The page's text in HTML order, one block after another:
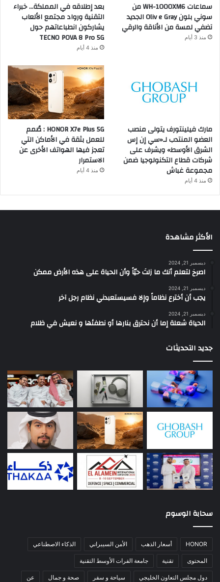
سماعات WH-1000XM6 من
سوني بلون Oliv e Gray الجديد
تضفي لمسة من الأناقة والرقي
منذ 3 أيام
بعد إطلاقه في المملكة… خبراء
التقنية ورواد مجتمع الألعاب
يشاركون انطباعاتهم حول
TECNO POVA 8 Pro 5G
منذ 4 أيام
مارك فيلينتورف يتولى منصب
العضو المنتدب لـ«سي إن إس
الشرق الأوسط» ويشرف على
شركات قطاع التكنولوجيا ضمن
مجموعة غباش
منذ 4 أيام
HONOR X7e Plus 5G : صُمم
للعمل بثقة في الأماكن التي
تعجز فيها الهواتف الأخرى عن
الاستمرار
منذ 4 أيام
الأكثر مشاهدة
ديسمبر 21, 2024
‫اصرخ لتعلم أنك ما زلتَ حيّاً وأن الحياة على هذه الأرض ممكن
ديسمبر 21, 2024
يجب أن أخترع نظاماً وإلا فسيستعبدني نظام رجل آخر
ديسمبر 21, 2024
الحياة شعلة إما أن نحترق بنارها أو نطفئها و نعيش في ظلام
جديد التحديثات
سحابة الوسوم
HONOR أسعار الذهب الأمن السيبراني الذكاء الاصطناعي
المحتوى تقنية جامعة الفرات الأوسط التقنية
دول مجلس التعاون الخليجي سياحة و سفر صحة و جمال عن